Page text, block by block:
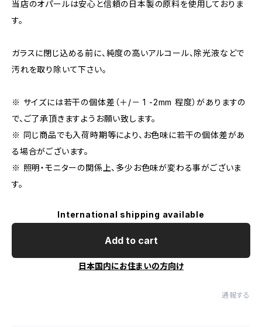
当店のオパールは安心と信頼の日本製の原料を使用しておりま
す。
ガラスに閉じ込める前に、純度の高いアルコール、除光液などで
汚れを取り除いて下さい。
※ サイズには若干の個体差（＋/－ 1 -2mm 程度）がありますの
で、ご了承頂きますようお願い致します。
※ 同じ商品でも入荷時期等により、お色味に若干の個体差があ
る場合がございます。
※ 照明・モニターの関係上、多少お色味が変わる事がございま
す。
International shipping available
Add to cart
日本国内にお住まいの方向け
通報する